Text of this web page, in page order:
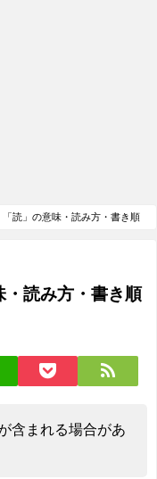
「読」の意味・読み方・書き順
・読み方・書き順
含まれる場合があ